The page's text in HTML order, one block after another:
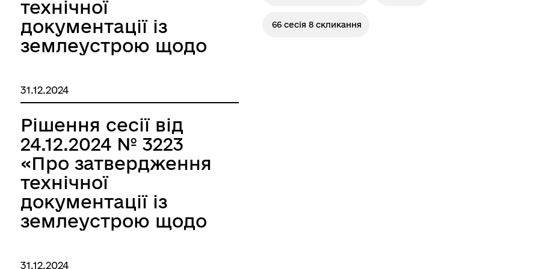
Світлані Пилипівні»
технічної
документації із
землеустрою щодо
(відновлення) меж
земельної ділянки в
натурі (на
місцевості) площею
0,2500 га для
будівництва і
обслуговування
житлового будинку,
господарських
будівель і споруд в
31.12.2024
Рішення сесії від
24.12.2024 № 3223
«Про затвердження
технічної
документації із
землеустрою щодо
(відновлення) меж
31.12.2024
66 сесія 8 скликання